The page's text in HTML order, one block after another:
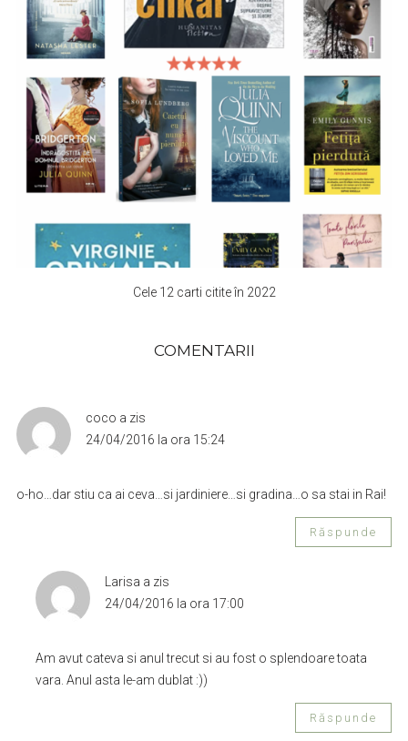
Cele 12 carti citite în 2022
COMENTARII
coco a zis
24/04/2016 la ora 15:24
o-ho…dar stiu ca ai ceva…si jardiniere…si gradina…o sa stai in Rai!
Răspunde
Larisa a zis
24/04/2016 la ora 17:00
Am avut cateva si anul trecut si au fost o splendoare toata
vara. Anul asta le-am dublat :))
Răspunde